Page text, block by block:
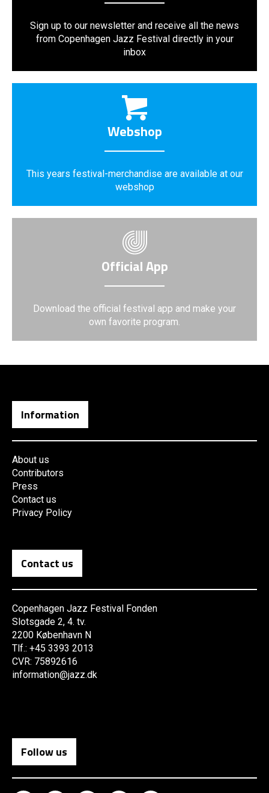
Sign up to our newsletter and receive all the news
from Copenhagen Jazz Festival directly in your
inbox
Webshop
This years festival-merchandise are available at our
webshop
Official App
Download the official festival app and make your
own favorite program.
Information
About us
Contributors
Press
Contact us
Privacy Policy
Contact us
Copenhagen Jazz Festival Fonden
Slotsgade 2, 4. tv.
2200 København N
Tlf.: +45 3393 2013
CVR: 75892616
information@jazz.dk
Follow us